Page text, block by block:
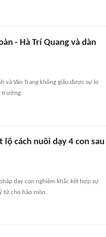
- Hà Trí Quang và dàn
và Vân Trang không giấu được sự lo
trường.
cách nuôi dạy 4 con sau
dạy con nghiêm khắc kết hợp sự
tử cho hào môn.